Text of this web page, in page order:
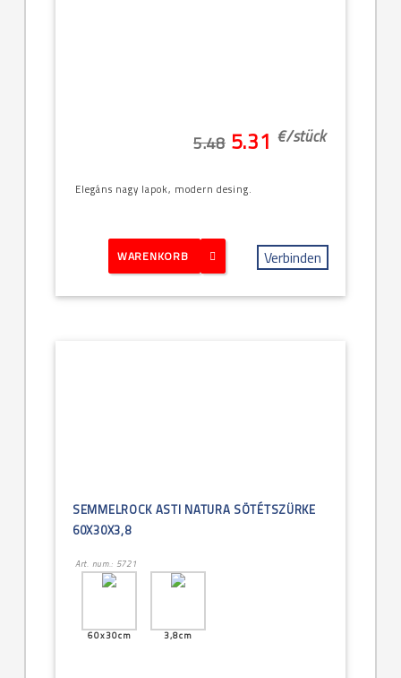
5.48 5.31 €/stück
Elegáns nagy lapok, modern desing.
WARENKORB Verbinden
SEMMELROCK ASTI NATURA SÖTÉTSZÜRKE
60X30X3,8
Art. num.: 5721
60x30cm 3,8cm